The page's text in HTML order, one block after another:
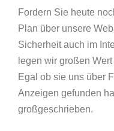
Fordern Sie heute
Plan über unsere
Sicherheit auch im
legen wir großen
Egal ob sie uns über
Anzeigen gefunden
großgeschrieben.